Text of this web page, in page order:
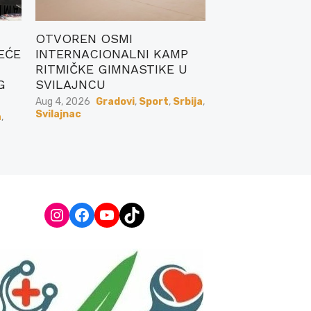
,
OTVOREN OSMI
INTERNACIONALNI KAMP
RITMIČKE GIMNASTIKE U
SVILAJNCU
Posted
on
Aug 4, 2026 Gradovi, Sport, Srbija,
Svilajnac
Instagram
Facebook
YouTube
TikTok